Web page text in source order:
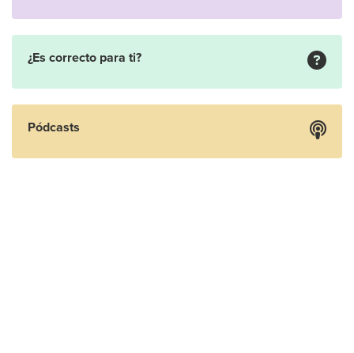
¿Es correcto para ti?
Pódcasts